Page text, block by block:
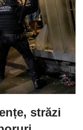
străzi